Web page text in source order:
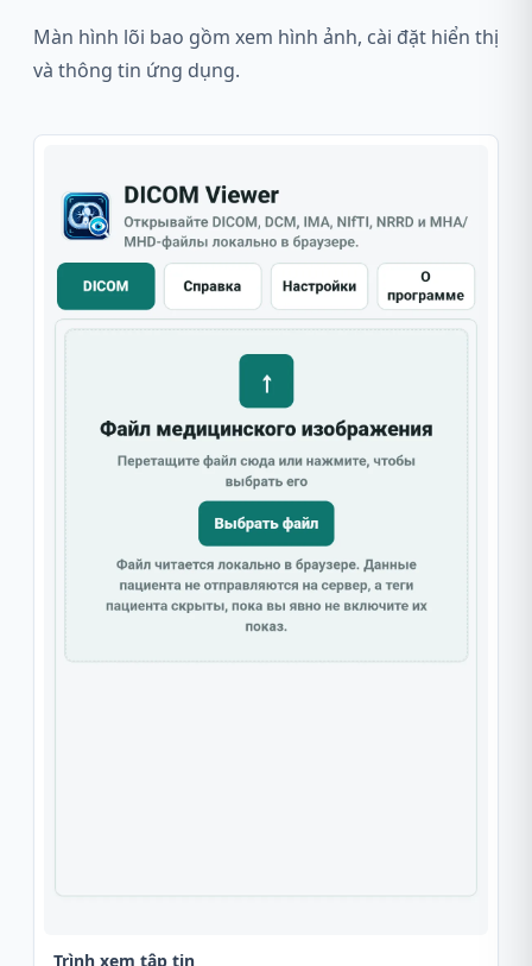
Màn hình lõi bao gồm xem hình ảnh, cài đặt hiển thị
và thông tin ứng dụng.
Trình xem tập tin